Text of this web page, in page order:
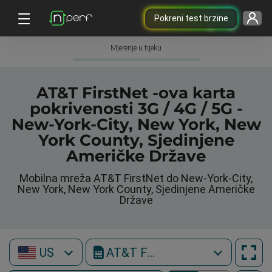
Pokreni test brzine
Mjerenje u tijeku
AT&T FirstNet -ova karta
pokrivenosti 3G / 4G / 5G -
New-York-City, New York, New
York County, Sjedinjene
Američke Države
Mobilna mreža AT&T FirstNet do New-York-City,
New York, New York County, Sjedinjene Američke
Države
US AT&T FirstNet